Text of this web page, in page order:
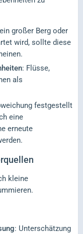
großer Berg oder
wird, sollte diese
: Flüsse,
als
festgestellt
eine
erneute
kleine
: Unterschätzung